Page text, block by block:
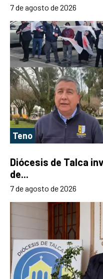
7 de agosto de 2026
Teno
Diócesis de Talca
de...
7 de agosto de 2026